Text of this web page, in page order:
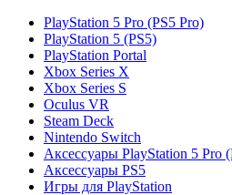
PlayStation 5 Pro (PS5 Pro)
PlayStation 5 (PS5)
PlayStation Portal
Xbox Series X
Xbox Series S
Oculus VR
Steam Deck
Nintendo Switch
Аксессуары PlayStation 5 Pro
Аксессуары PS5
Игры для PlayStation